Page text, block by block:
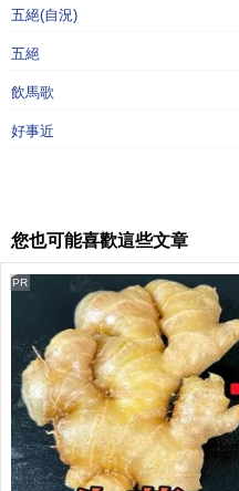
五絕(自況)
五絕
飲馬歌
好事近
您也可能喜歡這些文章
PR